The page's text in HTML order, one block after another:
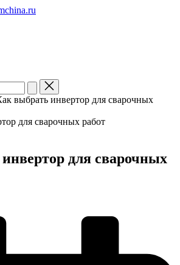
выбрать инвертор для сварочных
для сварочных